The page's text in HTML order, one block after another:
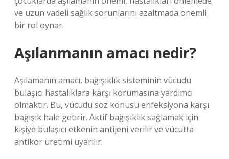
ve uzun vadeli sağlık sorunlarını azaltmada önemli
bir rol oynar.
Aşılanmanın amacı nedir?
Aşılamanın amacı, bağışıklık sisteminin vücudu
bulaşıcı hastalıklara karşı korumasına yardımcı
olmaktır. Bu, vücudu söz konusu enfeksiyona karşı
bağışık hale getirir. Aktif bağışıklık sağlamak için
kişiye bulaşıcı etkenin antijeni verilir ve vücutta
antikor üretimi uyarılır.